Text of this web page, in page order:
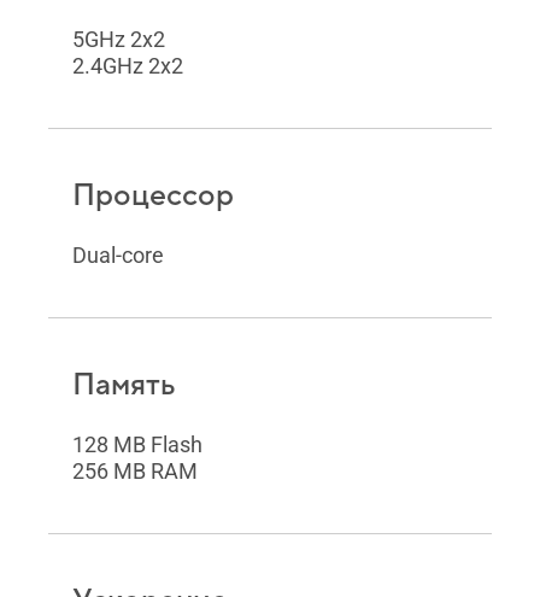
5GHz 2x2
2.4GHz 2x2
Процессор
Dual-core
Память
128 MB Flash
256 MB RAM